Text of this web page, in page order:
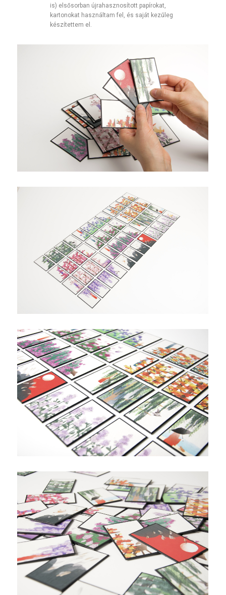
is) elsősorban újrahasznosított papírokat,
kartonokat használtam fel, és saját kezűleg
készítettem el.